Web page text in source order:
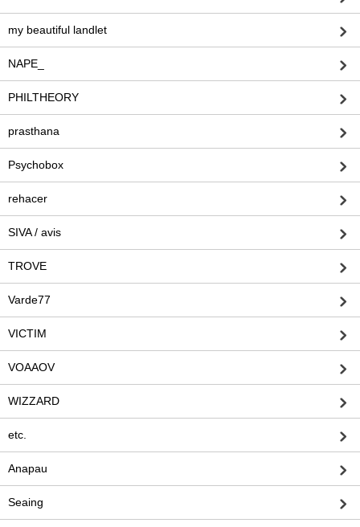
my beautiful landlet
NAPE_
PHILTHEORY
prasthana
Psychobox
rehacer
SIVA / avis
TROVE
Varde77
VICTIM
VOAAOV
WIZZARD
etc.
Anapau
Seaing